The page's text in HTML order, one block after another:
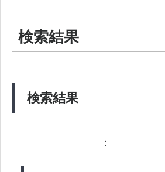
検索結果
検索結果
：